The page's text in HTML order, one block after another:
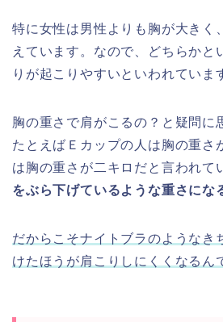
特に女性は男性よりも胸が大きく
えています。なので、どちらかと
りが起こりやすいといわれていま
胸の重さで肩がこるの？と疑問に
たとえばＥカップの人は胸の重さ
は胸の重さが二キロだと言われて
をぶら下げているような重さにな
だからこそナイトブラのようなき
けたほうが肩こりしにくくなるん